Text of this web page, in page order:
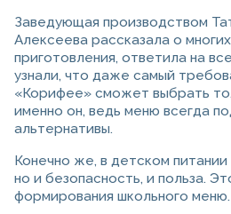
Заведующая производством
Алексеева рассказала о
приготовления, ответила на
узнали, что даже самый
«Корифее» сможет выбрать
именно он, ведь меню всегда
альтернативы.
Конечно же, в детском
но и безопасность, и польза.
формирования школьного меню.